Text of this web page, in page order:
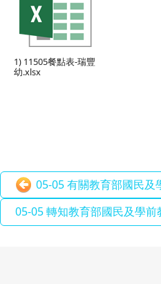
1) 11505餐點表-瑞豐
幼.xlsx
05-05 有關教育部國民及
05-05 轉知教育部國民及學